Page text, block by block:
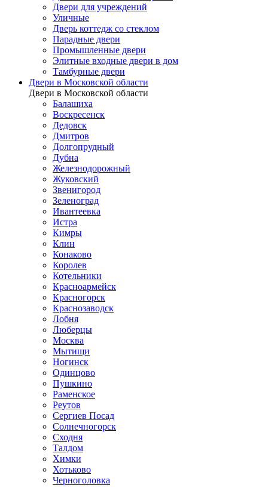
Двери для учреждений
Уличные
Дверь коттедж со стеклом
Парадные двери
Промышленные двери
Элитные входные двери в дом
Тамбурные двери
Двери в Московской области
Двери в Московской области
Балашиха
Воскресенск
Дедовск
Дмитров
Долгопрудный
Дубна
Железнодорожный
Жуковский
Звенигород
Зеленоград
Ивантеевка
Истра
Кимры
Клин
Конаково
Королев
Котельники
Красноармейск
Красногорск
Краснозаводск
Лобня
Люберцы
Москва
Мытищи
Ногинск
Одинцово
Пушкино
Раменское
Реутов
Сергиев Посад
Солнечногорск
Сходня
Талдом
Химки
Хотьково
Черноголовка